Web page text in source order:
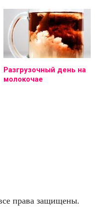
Разгрузочный день на
молокочае
права защищены.